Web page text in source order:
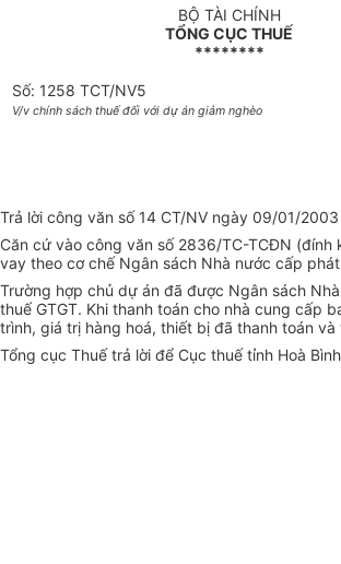
BỘ TÀI CHÍNH
TỔNG CỤC THUẾ
********
Số: 1258 TCT/NV5
V/v chính sách thuế đối với dự án giảm nghèo
Trả lời công văn số 14 CT/NV ngày 09/01/
Căn cứ vào công văn số 2836/TC-TCĐN (đính
vay theo cơ chế Ngân sách Nhà nước cấp
Trường hợp chủ dự án đã được Ngân sách
thuế GTGT. Khi thanh toán cho nhà cung cấp
trình, giá trị hàng hoá, thiết bị đã thanh toán và
Tổng cục Thuế trả lời để Cục thuế tỉnh Hoà